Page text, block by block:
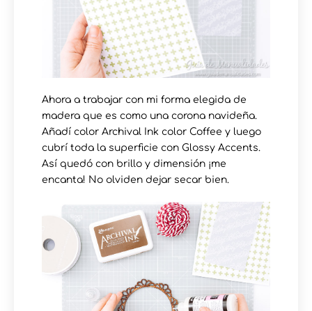
Ahora a trabajar con mi forma elegida de
madera que es como una corona navideña.
Añadí color Archival Ink color Coffee y luego
cubrí toda la superficie con Glossy Accents.
Así quedó con brillo y dimensión ¡me
encanta! No olviden dejar secar bien.